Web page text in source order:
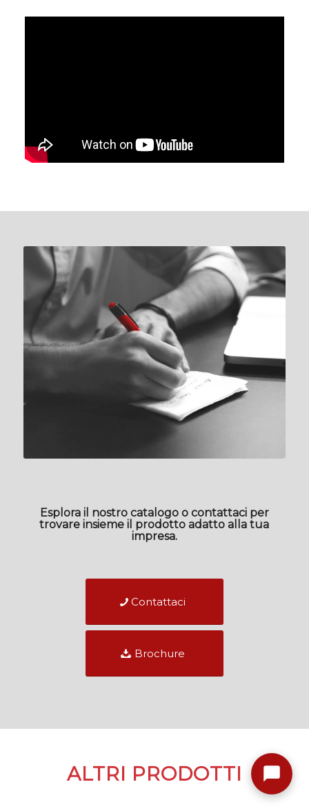
Esplora il nostro catalogo o contattaci per
trovare insieme il prodotto adatto alla tua
impresa.
Contattaci
Brochure
ALTRI PRODOTTI